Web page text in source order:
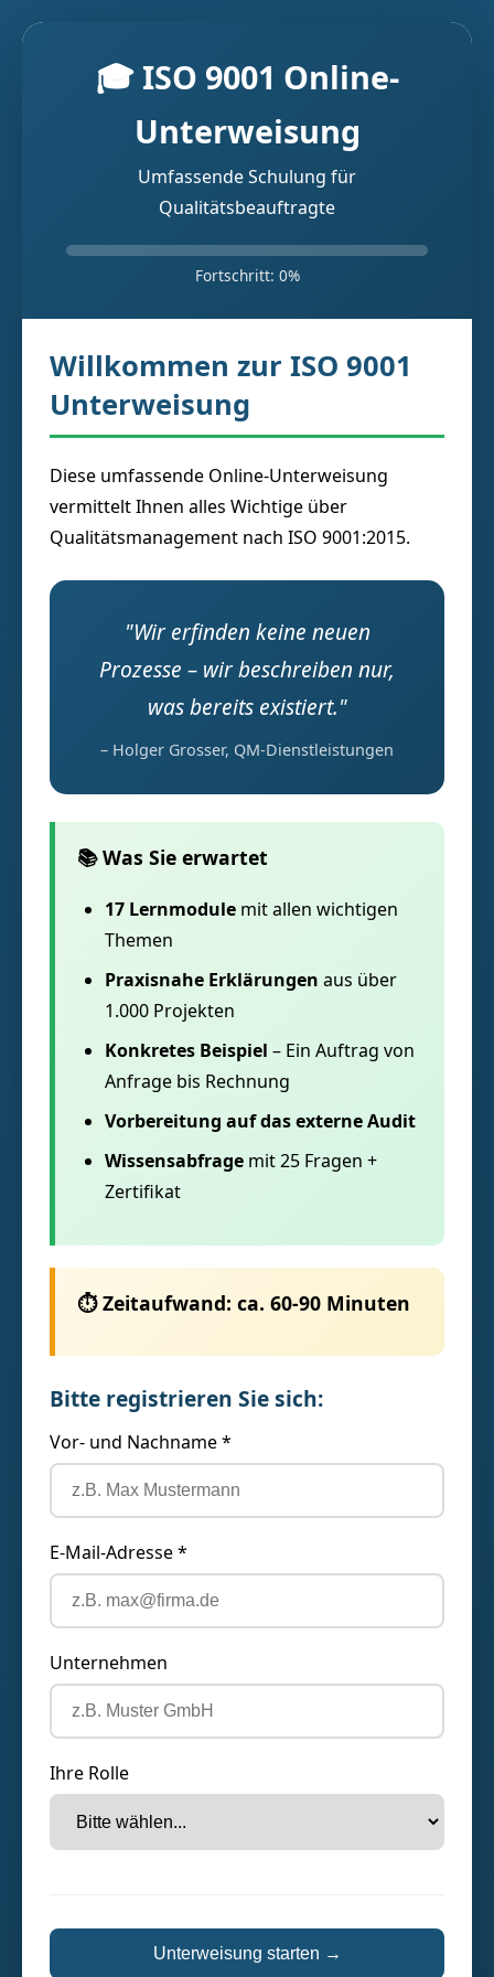
🎓 ISO 9001 Online-
Unterweisung
Umfassende Schulung für
Qualitätsbeauftragte
Fortschritt: 0%
Willkommen zur ISO 9001
Unterweisung
Diese umfassende Online-Unterweisung
vermittelt Ihnen alles Wichtige über
Qualitätsmanagement nach ISO 9001:2015.
"Wir erfinden keine neuen
Prozesse – wir beschreiben nur,
was bereits existiert."
– Holger Grosser, QM-Dienstleistungen
📚 Was Sie erwartet
17 Lernmodule mit allen wichtigen
Themen
Praxisnahe Erklärungen aus über
1.000 Projekten
Konkretes Beispiel – Ein Auftrag von
Anfrage bis Rechnung
Vorbereitung auf das externe Audit
Wissensabfrage mit 25 Fragen +
Zertifikat
⏱️ Zeitaufwand: ca. 60-90 Minuten
Bitte registrieren Sie sich:
Vor- und Nachname *
E-Mail-Adresse *
Unternehmen
Ihre Rolle
Unterweisung starten →